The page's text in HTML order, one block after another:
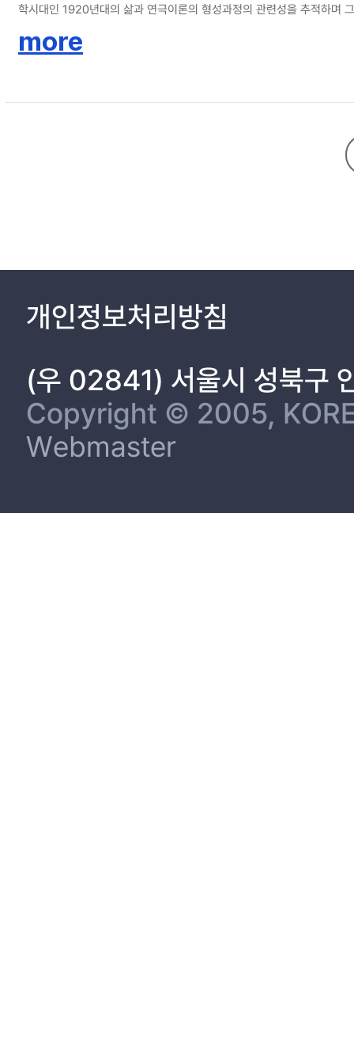
학시대인 1920년대의 삶과 연극이론의 형성과정의 관련성을 추적하며
로망 롤랑의 『민중예술론』을 접하고, 문학에서 연극으로 선회하게 된
1930년대에 실제 몸담고 활동한 극예술연구회의 노선과 일치하지 않
자 당초 자신의 연극론을 수정하여 창작극위주론, 대극장론, 관중본위
more
개인정보처리방침
(우 02841) 서울시 성북구
Copyright © 2005,
Webmaster